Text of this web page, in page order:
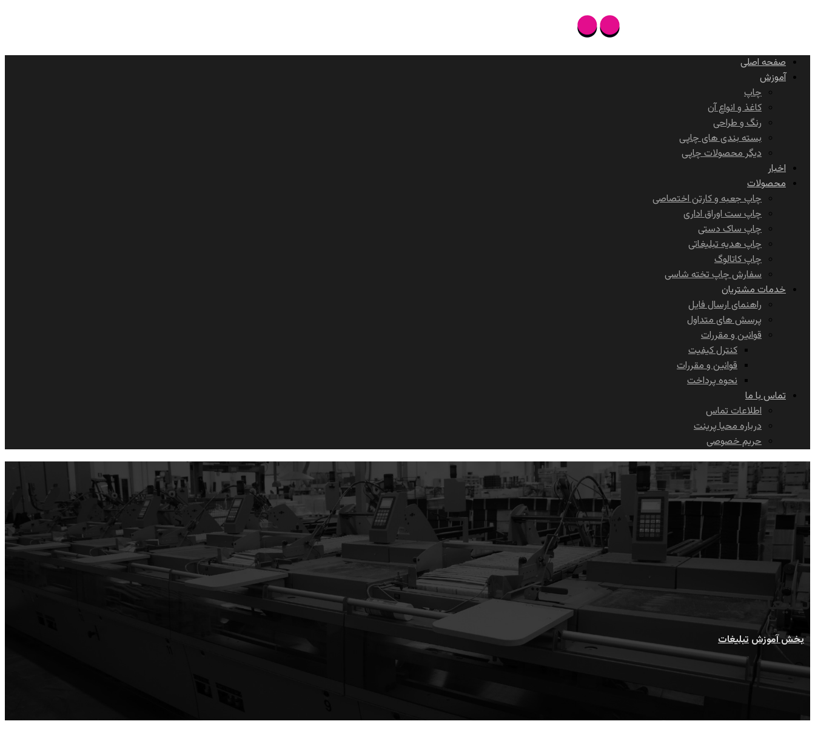
صفحه اصلی
آموزش
چاپ
کاغذ و انواع آن
رنگ و طراحی
بسته بندی های چاپی
دیگر محصولات چاپی
اخبار
محصولات
چاپ جعبه و کارتن اختصاصی
چاپ ست اوراق اداری
چاپ ساک دستی
چاپ هدیه تبلیغاتی
چاپ کاتالوگ
سفارش چاپ تخته شاسی
خدمات مشتریان
راهنمای ارسال فایل
پرسش های متداول
قوانین و مقررات
کنترل کیفیت
قوانین و مقررات
نحوه پرداخت
تماس با ما
اطلاعات تماس
درباره محیا پرینت
حریم خصوصی
تبلیغات
بخش آموزش تبلیغات